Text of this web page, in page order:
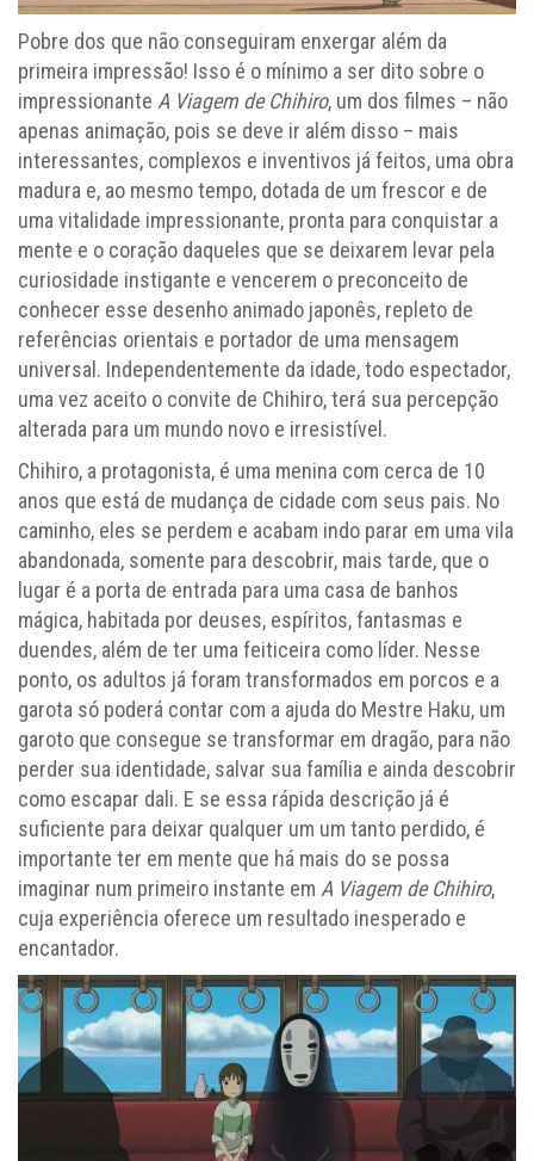
Pobre dos que não conseguiram enxergar além da
primeira impressão! Isso é o mínimo a ser dito sobre o
impressionante A Viagem de Chihiro, um dos filmes – não
apenas animação, pois se deve ir além disso – mais
interessantes, complexos e inventivos já feitos, uma obra
madura e, ao mesmo tempo, dotada de um frescor e de
uma vitalidade impressionante, pronta para conquistar a
mente e o coração daqueles que se deixarem levar pela
curiosidade instigante e vencerem o preconceito de
conhecer esse desenho animado japonês, repleto de
referências orientais e portador de uma mensagem
universal. Independentemente da idade, todo espectador,
uma vez aceito o convite de Chihiro, terá sua percepção
alterada para um mundo novo e irresistível.
Chihiro, a protagonista, é uma menina com cerca de 10
anos que está de mudança de cidade com seus pais. No
caminho, eles se perdem e acabam indo parar em uma vila
abandonada, somente para descobrir, mais tarde, que o
lugar é a porta de entrada para uma casa de banhos
mágica, habitada por deuses, espíritos, fantasmas e
duendes, além de ter uma feiticeira como líder. Nesse
ponto, os adultos já foram transformados em porcos e a
garota só poderá contar com a ajuda do Mestre Haku, um
garoto que consegue se transformar em dragão, para não
perder sua identidade, salvar sua família e ainda descobrir
como escapar dali. E se essa rápida descrição já é
suficiente para deixar qualquer um um tanto perdido, é
importante ter em mente que há mais do se possa
imaginar num primeiro instante em A Viagem de Chihiro,
cuja experiência oferece um resultado inesperado e
encantador.